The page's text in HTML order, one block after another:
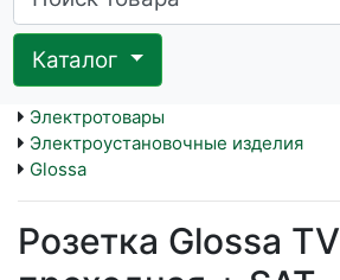
Каталог
Электротовары
Электроустановочные изделия
Glossa
Розетка Glossa TV